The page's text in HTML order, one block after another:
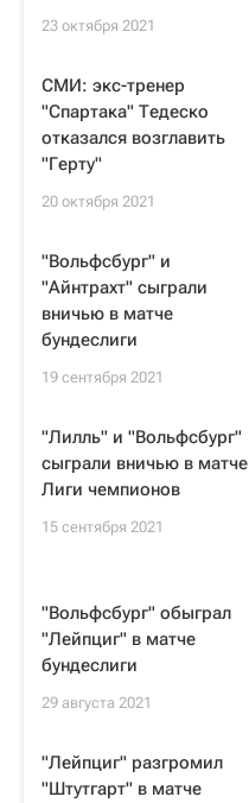
23 октября 2021
СМИ: экс-тренер
"Спартака" Тедеско
отказался возглавить
"Герту"
20 октября 2021
"Вольфсбург" и
"Айнтрахт" сыграли
вничью в матче
бундеслиги
19 сентября 2021
"Лилль" и "Вольфсбург"
сыграли вничью в матче
Лиги чемпионов
15 сентября 2021
"Вольфсбург" обыграл
"Лейпциг" в матче
бундеслиги
29 августа 2021
"Лейпциг" разгромил
"Штутгарт" в матче